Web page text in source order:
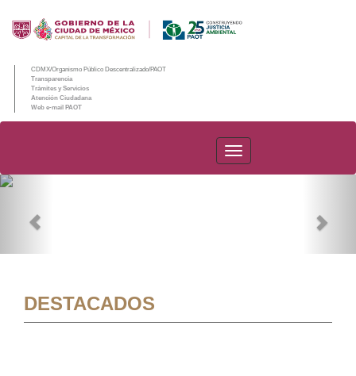
CDMX/Organismo Público Descentralizado/PAOT
Transparencia
Trámites y Servicios
Atención Ciudadana
Web e-mail PAOT
PAOT
DESTACADOS